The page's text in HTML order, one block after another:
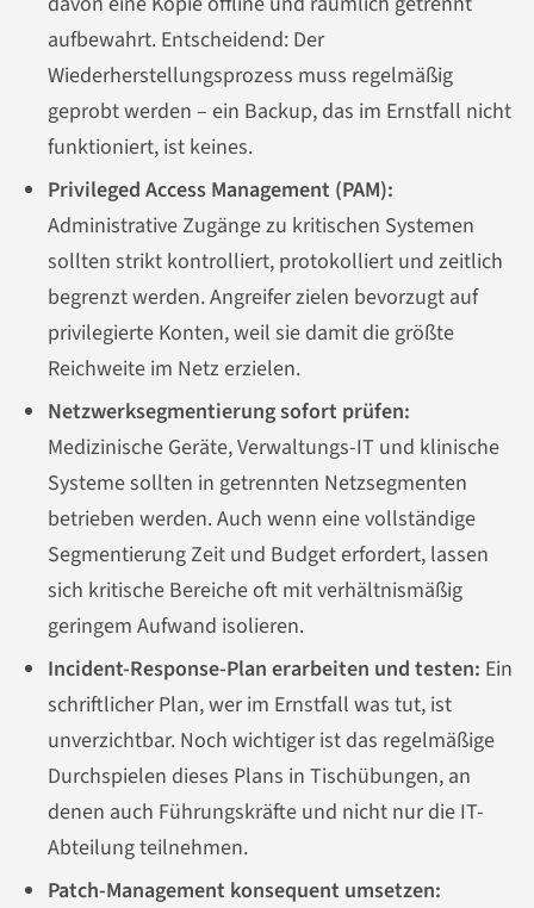
aufbewahrt. Entscheidend: Der
Wiederherstellungsprozess muss regelmäßig
geprobt werden – ein Backup, das im Ernstfall nicht
funktioniert, ist keines.
Privileged Access Management (PAM):
Administrative Zugänge zu kritischen Systemen
sollten strikt kontrolliert, protokolliert und zeitlich
begrenzt werden. Angreifer zielen bevorzugt auf
privilegierte Konten, weil sie damit die größte
Reichweite im Netz erzielen.
Netzwerksegmentierung sofort prüfen:
Medizinische Geräte, Verwaltungs-IT und klinische
Systeme sollten in getrennten Netzsegmenten
betrieben werden. Auch wenn eine vollständige
Segmentierung Zeit und Budget erfordert, lassen
sich kritische Bereiche oft mit verhältnismäßig
geringem Aufwand isolieren.
Incident-Response-Plan erarbeiten und testen: Ein
schriftlicher Plan, wer im Ernstfall was tut, ist
unverzichtbar. Noch wichtiger ist das regelmäßige
Durchspielen dieses Plans in Tischübungen, an
denen auch Führungskräfte und nicht nur die IT-
Abteilung teilnehmen.
Patch-Management konsequent umsetzen: